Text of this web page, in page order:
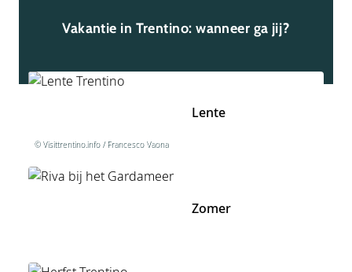
Vakantie in Trentino: wanneer ga jij?
© Visittrentino.info / Francesco Vaona
Lente
Zomer